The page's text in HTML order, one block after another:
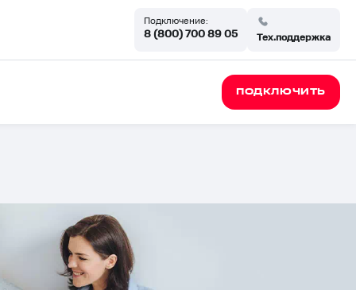
Подключение:
8 (800) 700 89 05 Тех.поддержка
ПОДКЛЮЧИТЬ